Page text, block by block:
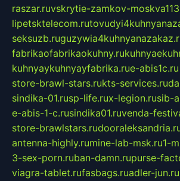
raszar.ruvskrytie-zamkov-
lipetsktelecom.ru
seksuzb.ru
fabrikaofabrikaokuhny.ru
kuhnyaykuhnyayfabrika.rue-abis1c.ru
store-brawl-stars.rukts-services.ru
sindika-01.rusp-life.rux-legion.rusib-
e-abis-1-c.rusindika01.ruvenda-
store-brawlstars.ru
antenna-highly.rumine-lab-msk.ru1-
3-sex-porn.ruban-damn.rupurse-
viagra-tablet.rufasbags.ruadler-jun.ru